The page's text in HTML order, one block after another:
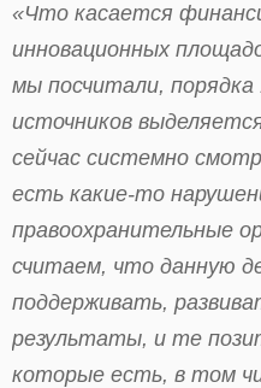
«Что касается
инновационных
мы посчитали, порядка
источников
сейчас системно
есть какие-то
правоохранительные
считаем, что данную
поддерживать,
результаты, и те
которые есть, в том